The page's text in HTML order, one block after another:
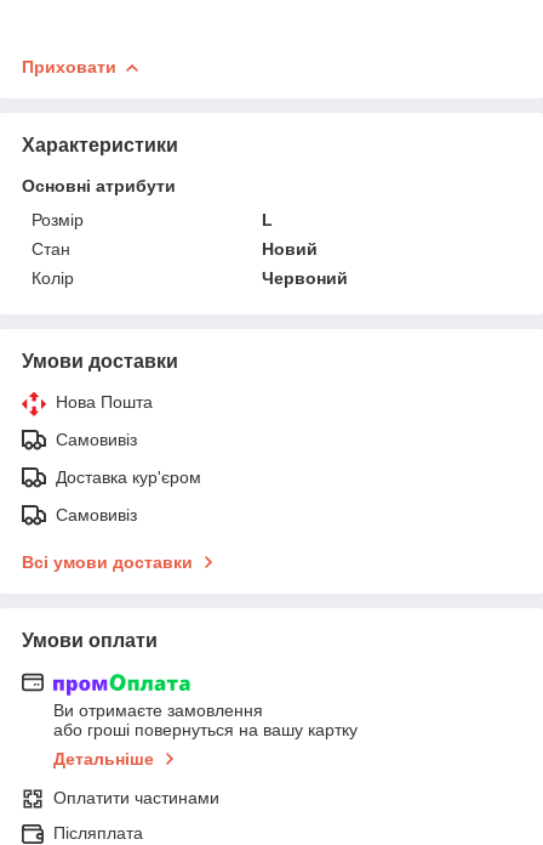
Приховати
Характеристики
Основні атрибути
Розмір
L
Стан
Новий
Колір
Червоний
Умови доставки
Нова Пошта
Самовивіз
Доставка кур'єром
Самовивіз
Всі умови доставки
Умови оплати
Ви отримаєте замовлення
або гроші повернуться на вашу картку
Детальніше
Оплатити частинами
Післяплата